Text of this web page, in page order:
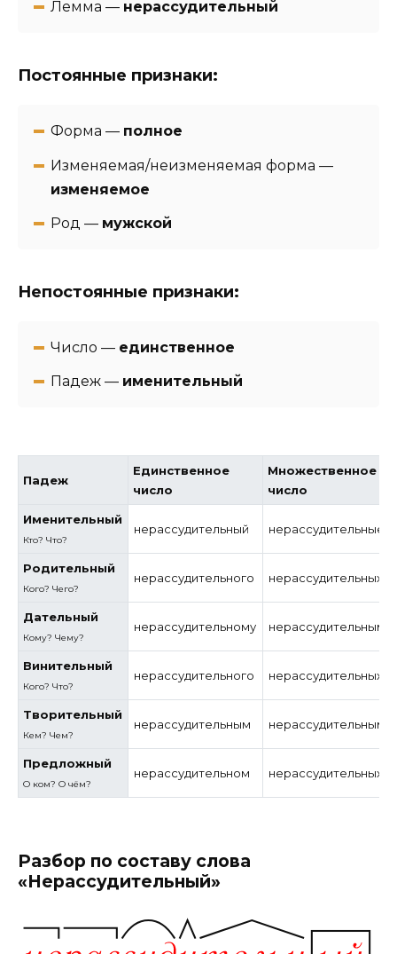
Лемма — нерассудительный
Постоянные признаки:
Форма — полное
Изменяемая/неизменяемая форма —
изменяемое
Род — мужской
Непостоянные признаки:
Число — единственное
Падеж — именительный
Падеж
Единственное
число
Множественное
число
Именительный
Кто? Что?
нерассудительный нерассудительные
Родительный
Кого? Чего?
нерассудительного нерассудительных
Дательный
Кому? Чему?
нерассудительному нерассудительным
Винительный
Кого? Что?
нерассудительного нерассудительных
Творительный
Кем? Чем?
нерассудительным нерассудительными
Предложный
О ком? О чём?
нерассудительном нерассудительных
Разбор по составу слова
«Нерассудительный»